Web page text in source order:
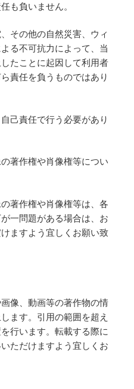
も負いません。
その他の自然災害、ウィ
る不可抗力によって、当
たことに起因して利用者
責任を負うものではあり
己責任で行う必要があり
著作権や肖像権等につい
著作権や肖像権等は、各
一問題がある場合は、お
ますよう宜しくお願い致
像、動画等の著作物の情
ます。引用の範囲を超え
行います。転載する際に
ただけますよう宜しくお